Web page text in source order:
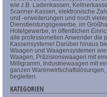
wie z.B. Ladenkassen,
Scanner-Kassen, elektronische
und -erweiterungen und noch
Dienstleistungsgewerbe, im
Hotelgewerbe, in öffentlichen
alle professionellen Anwender die
Kassensysteme! Darüber hinaus
Waagen und Waagensystemen
Waagen, Präzisionswaagen mit
Milligramm, Industriewaagen mit
ganzen
begleiten.
KATEGORIEN